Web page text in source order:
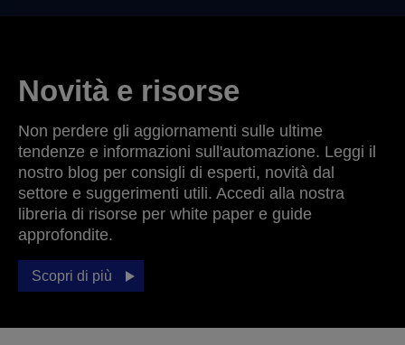
Novità e risorse
Non perdere gli aggiornamenti sulle ultime
tendenze e informazioni sull'automazione. Leggi il
nostro blog per consigli di esperti, novità dal
settore e suggerimenti utili. Accedi alla nostra
libreria di risorse per white paper e guide
approfondite.
Scopri di più